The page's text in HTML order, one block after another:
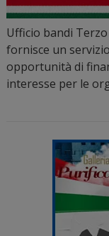
Ufficio bandi
fornisce un
opportunità di
interesse per le